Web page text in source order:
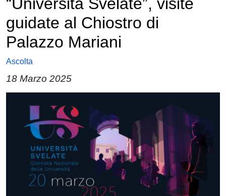
guidate al Chiostro di
Palazzo Mariani
Ascolta
18 Marzo 2025